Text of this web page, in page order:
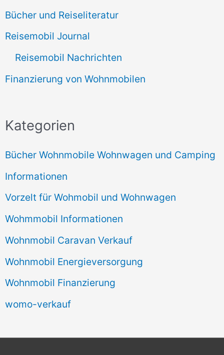
Bücher und Reiseliteratur
Reisemobil Journal
Reisemobil Nachrichten
Finanzierung von Wohnmobilen
Kategorien
Bücher Wohnmobile Wohnwagen und Camping
Informationen
Vorzelt für Wohmobil und Wohnwagen
Wohmmobil Informationen
Wohnmobil Caravan Verkauf
Wohnmobil Energieversorgung
Wohnmobil Finanzierung
womo-verkauf